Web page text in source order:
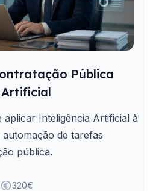
Pública
Inteligência Artificial à
de tarefas
pública.
320€